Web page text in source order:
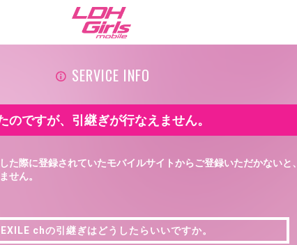
SERVICE INFO
のですが、引継ぎが行なえません。
た際に登録されていたモバイルサイトからご登録いただかないと、
せん。
chの引継ぎはどうしたらいいですか。